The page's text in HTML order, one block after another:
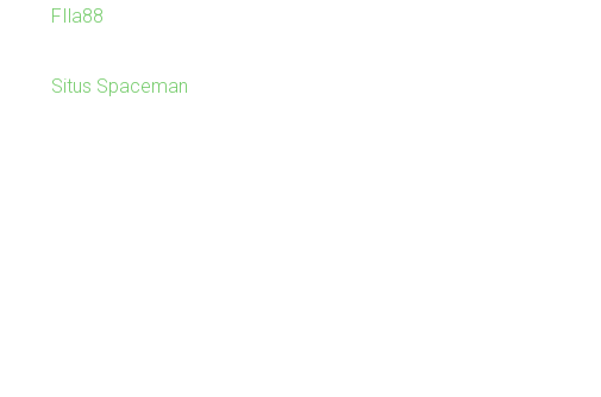
FIla88
Situs Spaceman